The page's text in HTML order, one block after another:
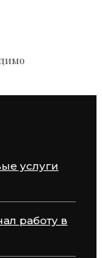
услуги
работу в